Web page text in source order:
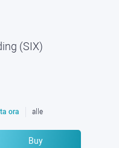
(SIX)
ora alle
Buy